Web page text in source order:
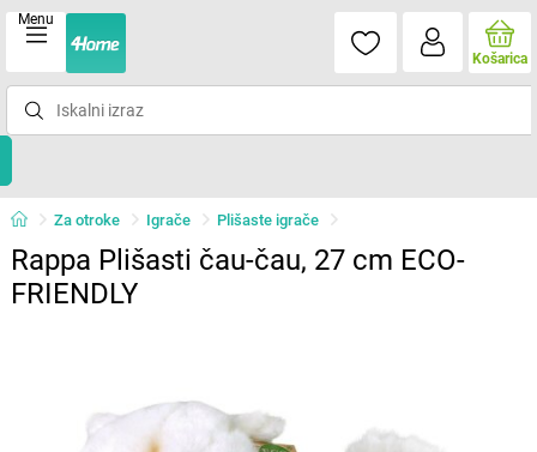
Menu
Košarica
Za otroke Igrače Plišaste igrače
Rappa Plišasti čau-čau, 27 cm ECO-
FRIENDLY